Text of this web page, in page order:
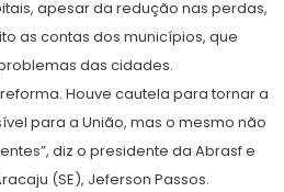
apesar da redução nas perdas,
as contas dos municípios, que
das cidades.
Houve cautela para tornar a
para a União, mas o mesmo não
diz o presidente da Abrasf e
(SE), Jeferson Passos.